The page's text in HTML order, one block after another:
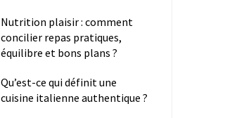
Nutrition plaisir : comment
concilier repas pratiques,
équilibre et bons plans ?
Qu’est-ce qui définit une
cuisine italienne authentique ?